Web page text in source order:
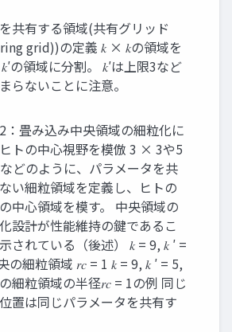
共有する領域(共有グリッド
grid))の定義 𝑘 × 𝑘の領域を
の領域に分割。 𝑘′は上限3など
らないことに注意。
：畳み込み中央領域の細粒化に
トの中心視野を模倣 3 × 3や5
どのように、パラメータを共
い細粒領域を定義し、ヒトの
中心領域を模す。 中央領域の
設計が性能維持の鍵であるこ
されている（後述） 𝑘 = 9, 𝑘 ′ =
の細粒領域 𝑟𝑐 = 1 𝑘 = 9, 𝑘 ′ = 5,
細粒領域の半径𝑟𝑐 = 1の例 同じ
置は同じパラメータを共有す